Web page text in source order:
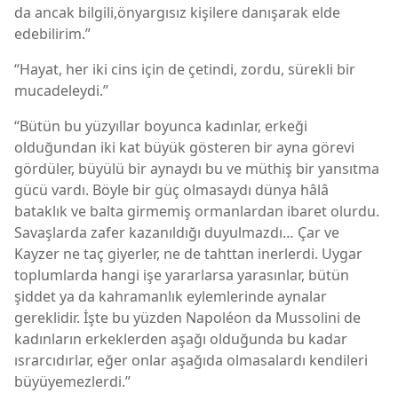
da ancak bilgili,önyargısız kişilere danışarak elde
edebilirim.”
“Hayat, her iki cins için de çetindi, zordu, sürekli bir
mucadeleydi.”
“Bütün bu yüzyıllar boyunca kadınlar, erkeği
olduğundan iki kat büyük gösteren bir ayna görevi
gördüler, büyülü bir aynaydı bu ve müthiş bir yansıtma
gücü vardı. Böyle bir güç olmasaydı dünya hâlâ
bataklık ve balta girmemiş ormanlardan ibaret olurdu.
Savaşlarda zafer kazanıldığı duyulmazdı… Çar ve
Kayzer ne taç giyerler, ne de tahttan inerlerdi. Uygar
toplumlarda hangi işe yararlarsa yarasınlar, bütün
şiddet ya da kahramanlık eylemlerinde aynalar
gereklidir. İşte bu yüzden Napoléon da Mussolini de
kadınların erkeklerden aşağı olduğunda bu kadar
ısrarcıdırlar, eğer onlar aşağıda olmasalardı kendileri
büyüyemezlerdi.”